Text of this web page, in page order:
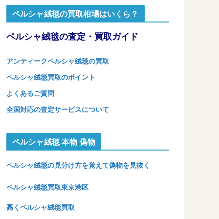
ペルシャ絨毯の買取相場はいくら？
ペルシャ絨毯の査定・買取ガイド
アンティークペルシャ絨毯の買取
ペルシャ絨毯買取のポイント
よくあるご質問
全国対応の査定サービスについて
ペルシャ絨毯 本物 偽物
ペルシャ絨毯の見分け方を覚えて偽物を見抜く
ペルシャ絨毯買取東京港区
高くペルシャ絨毯買取